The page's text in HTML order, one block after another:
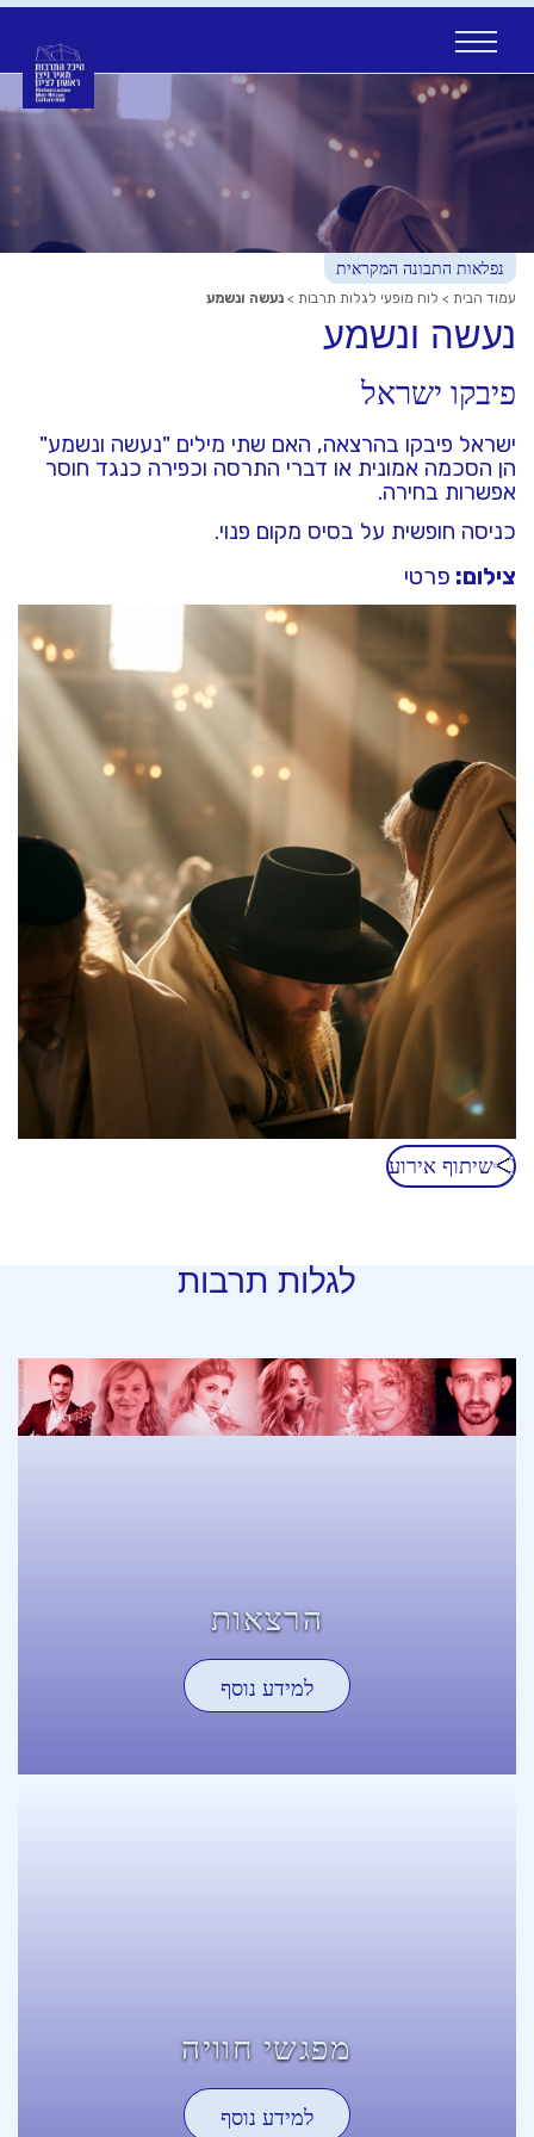
to
content
נפלאות התבונה המקראית
עמוד הבית > לוח מופעי לגלות תרבות > נעשה ונשמע
נעשה ונשמע
פיבקו ישראל
ישראל פיבקו בהרצאה, האם שתי מילים "נעשה ונשמע"
הן הסכמה אמונית או דברי התרסה וכפירה כנגד חוסר
אפשרות בחירה.
כניסה חופשית על בסיס מקום פנוי.
צילום: פרטי
שיתוף אירוע
לגלות תרבות
הרצאות
למידע נוסף
מפגשי חוויה
למידע נוסף